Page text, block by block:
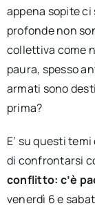
appena sopite
profonde non
collettiva come
paura, spesso
armati sono
prima?
E’ su questi
di confrontarsi
conflitto: c’è
venerdì 6 e